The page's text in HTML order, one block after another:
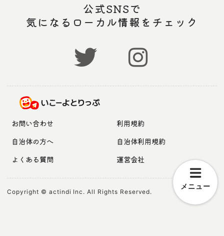
メニュー
公式SNSで
気になるローカル情報をチェック
お問い合わせ
利用規約
自治体の方へ
自治体利用規約
よくある質問
運営会社
Copyright © actindi Inc. All Rights Reserved.